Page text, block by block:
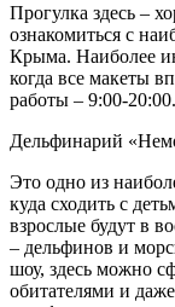
Прогулка здесь –
ознакомиться с
Крыма. Наиболее
когда все макеты
работы – 9:00-
Дельфинарий
Это одно из
куда сходить с
взрослые будут в
– дельфинов и
шоу, здесь можно
обитателями и